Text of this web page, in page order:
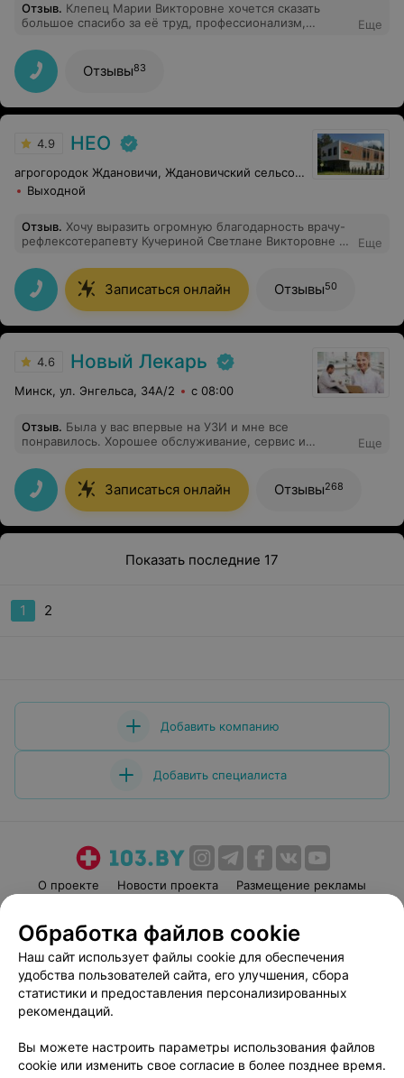
Отзыв. Клепец Марии Викторовне хочется сказать
большое спасибо за её труд, профессионализм,
к ней на прием с гнойный отитом , осмотрев ребёнка,
сразу назначила нам эффективное лечение . Доктор
тактичный, учитывает все нюансы при назначении
лечения.
Еще
Отзывы83
4.9 НЕО
агрогородок Ждановичи, Ждановичский сельсовет, 105
Выходной
Отзыв. Хочу выразить огромную благодарность врачу-
рефлексотерапевту Кучериной Светлане Викторовне за
Внимательно выслушав все мои жалобы, она
правильно диагностировала причину боли и начала
лечение. После нескольких сеансов увт, боль в спине,
которая мучила меня несколько месяцев, начала
отступать. Отдельное спасибо Светлане Викторовне за
Еще
Записаться онлайн Отзывы50
4.6 Новый Лекарь
Минск, ул. Энгельса, 34А/2 с 08:00
Отзыв. Была у вас впервые на УЗИ и мне все
понравилось. Хорошее обслуживание, сервис и
Еще
Записаться онлайн Отзывы268
Показать последние 17
1 2
Добавить компанию
Добавить специалиста
О проекте Новости проекта
Размещение рекламы
Пользовательское соглашение
Способы оплаты
Вакансии
Партнеры
Написать руководителю 103.by
Обработка персональных данных
Обработка файлов cookie
Наш сайт использует файлы cookie для обеспечения
удобства пользователей сайта, его улучшения, сбора
статистики и предоставления персонализированных
рекомендаций.
Вы можете настроить параметры использования файлов
cookie или изменить свое согласие в более позднее время.